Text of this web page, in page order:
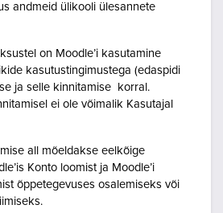
andmeid ülikooli ülesannete
on Moodle’i kasutamine
kasutustingimustega (edaspidi
ja selle kinnitamise korral.
ei ole võimalik Kasutajal
all mõeldakse eelkõige
Konto loomist ja Moodle’i
õppetegevuses osalemiseks või